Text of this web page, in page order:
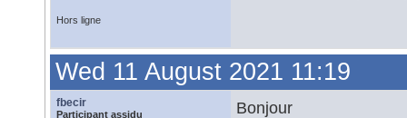
Hors ligne
Wed 11 August 2021 11:19
fbecir
Participant assidu
Bonjour